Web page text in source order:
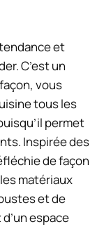
et
C’est un
vous
tous les
permet
Inspirée des
de façon
matériaux
et de
espace